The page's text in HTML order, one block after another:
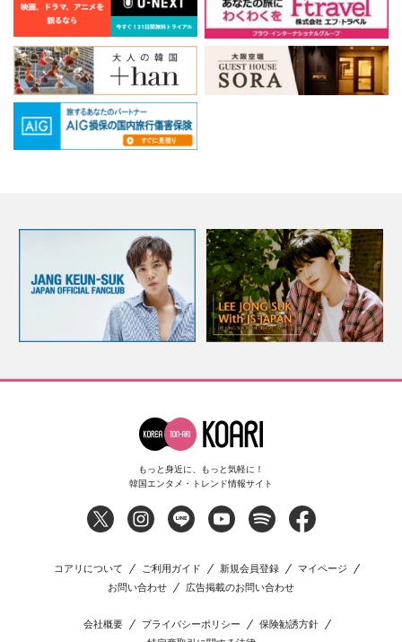
もっと身近に、もっと気軽に！
韓国エンタメ・トレンド情報サイト
コアリについて ご利用ガイド 新規会員登録
マイページ
お問い合わせ
広告掲載のお問い合わせ
会社概要 プライバシーポリシー
保険勧誘方針